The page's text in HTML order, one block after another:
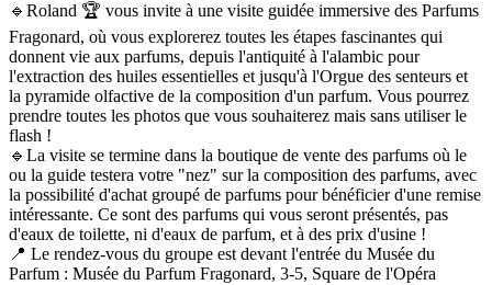
🔹️Roland 🏆 vous invite à une visite guidée immersive des Parfums
Fragonard, où vous explorerez toutes les étapes fascinantes qui
donnent vie aux parfums, depuis l'antiquité à l'alambic pour
l'extraction des huiles essentielles et jusqu'à l'Orgue des senteurs et
la pyramide olfactive de la composition d'un parfum. Vous pourrez
prendre toutes les photos que vous souhaiterez mais sans utiliser le
flash !
🔹️La visite se termine dans la boutique de vente des parfums où le
ou la guide testera votre "nez" sur la composition des parfums, avec
la possibilité d'achat groupé de parfums pour bénéficier d'une remise
intéressante. Ce sont des parfums qui vous seront présentés, pas
d'eaux de toilette, ni d'eaux de parfum, et à des prix d'usine !
📍 Le rendez-vous du groupe est devant l'entrée du Musée du
Parfum : Musée du Parfum Fragonard, 3-5, Square de l'Opéra